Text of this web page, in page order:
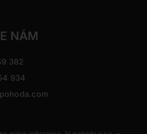
NÁM
382
934